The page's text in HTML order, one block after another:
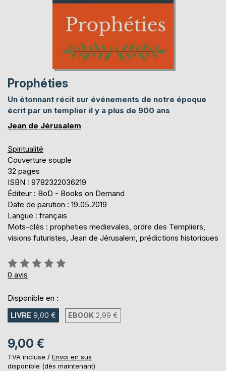
Prophéties
Un étonnant récit sur événements de notre époque
écrit par un templier il y a plus de 900 ans
Jean de Jérusalem
Spiritualité
Couverture souple
32 pages
ISBN : 9782322036219
Éditeur : BoD - Books on Demand
Date de parution : 19.05.2019
Langue : français
Mots-clés : propheties medievales, ordre des Templiers,
visions futuristes, Jean de Jérusalem, prédictions historiques
Évaluation:
0%
0 avis
Disponible en :
LIVRE 9,00 € EBOOK 2,99 €
9,00 €
TVA incluse / Envoi en sus
disponible (dès maintenant)